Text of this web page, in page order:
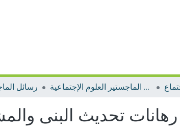
رسائل رسائل الماجستير العلوم الإجتماعية
تحديث البنى